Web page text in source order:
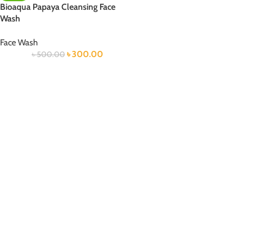
Bioaqua Papaya Cleansing Face
Wash
Face Wash
৳500.00 ৳300.00